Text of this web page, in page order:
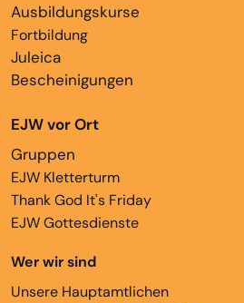
Ausbildungskurse
Fortbildung
Juleica
Bescheinigungen
EJW vor Ort
Gruppen
EJW Kletterturm
Thank God It's Friday
EJW Gottesdienste
Wer wir sind
Unsere Hauptamtlichen